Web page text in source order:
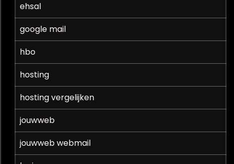
ehsal
google mail
hbo
hosting
hosting vergelijken
jouwweb
jouwweb webmail